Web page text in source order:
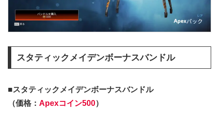
スタティックメイデンボーナスバンドル
■スタティックメイデンボーナスバンドル
（価格： Apexコイン500）